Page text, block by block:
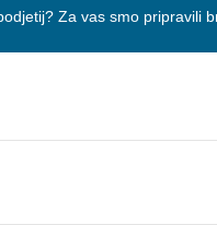
Za vas smo pripravili